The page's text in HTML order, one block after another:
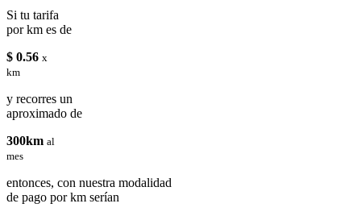
Si tu tarifa
por km es de
$ 0.56 x
km
y recorres un
aproximado de
300km al
mes
entonces, con nuestra modalidad
de pago por km serían